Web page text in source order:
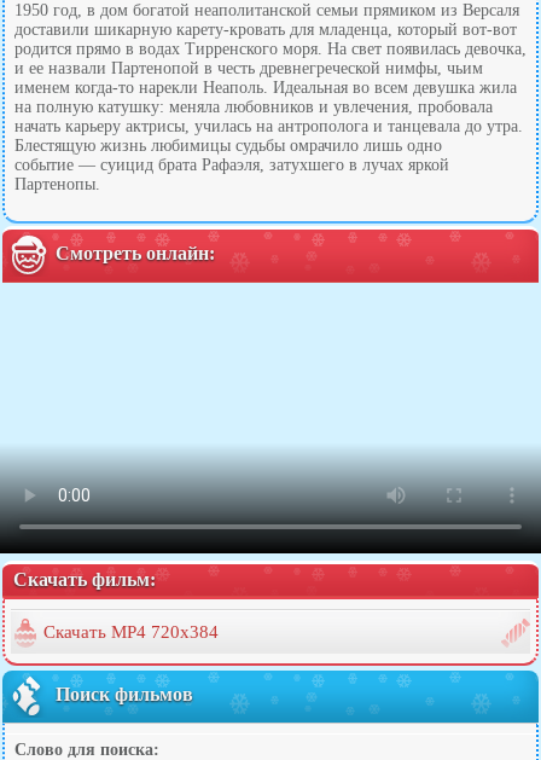
1950 год, в дом богатой неаполитанской семьи прямиком из Версаля
доставили шикарную карету-кровать для младенца, который вот-вот
родится прямо в водах Тирренского моря. На свет появилась девочка,
и ее назвали Партенопой в честь древнегреческой нимфы, чьим
именем когда-то нарекли Неаполь. Идеальная во всем девушка жила
на полную катушку: меняла любовников и увлечения, пробовала
начать карьеру актрисы, училась на антрополога и танцевала до утра.
Блестящую жизнь любимицы судьбы омрачило лишь одно
событие — суицид брата Рафаэля, затухшего в лучах яркой
Партенопы.
Смотреть онлайн:
Скачать фильм:
Скачать MP4 720x384
Поиск фильмов
Слово для поиска: